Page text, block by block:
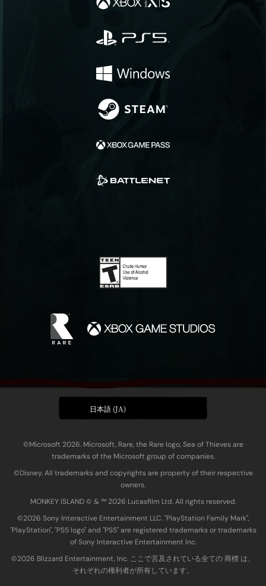
日本語 (JA)
©Microsoft 2026. Microsoft, Rare, the Rare logo, Sea of Thieves are
trademarks of the Microsoft group of companies.
©Disney. All trademarks and copyrights are property of their respective
owners.
MONKEY ISLAND © & ™ 20‍26 Lucasfilm Ltd. All rights reserved.
©2026 Sony Interactive Entertainment LLC. "PlayStation Family Mark",
"PlayStation", "PS5 logo" and "PS5" are registered trademarks or trademarks
of Sony Interactive Entertainment Inc.
©2026 Blizzard Entertainment, Inc. ここで言及されている全ての 商標 は、
それぞれの権利者が所有しています。